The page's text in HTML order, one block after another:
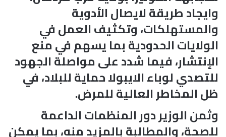
وايجاد طريقة لايصال الأدوية
والمستهلكات، وتكثيف العمل في
الولايات الحدودية بما يسهم في منع
الإنتشار، فيما شدد على مواصلة الجهود
للتصدي لوباء الايبولا حماية للبلاد، في
ظل المخاطر العالية للمرض.
وثمن الوزير دور المنظمات الداعمة
للصحة، والمطالبة بالمزيد منه، بما يمكن